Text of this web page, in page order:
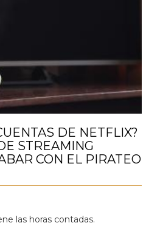
DE NETFLIX?
STREAMING
CON EL PIRATEO
las horas contadas.